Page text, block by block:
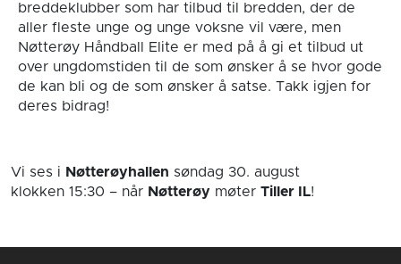
breddeklubber som har tilbud til bredden, der de
aller fleste unge og unge voksne vil være, men
Nøtterøy Håndball Elite er med på å gi et tilbud ut
over ungdomstiden til de som ønsker å se hvor gode
de kan bli og de som ønsker å satse. Takk igjen for
deres bidrag!
Vi ses i Nøtterøyhallen søndag 30. august
klokken 15:30 – når Nøtterøy møter Tiller IL!